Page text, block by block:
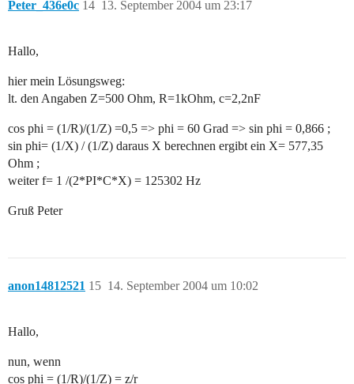
Peter_436e0c 13. September 2004 um 23:17
14
Hallo,
hier mein Lösungsweg:
lt. den Angaben Z=500 Ohm, R=1kOhm, c=2,2nF
cos phi = (1/R)/(1/Z) =0,5 => phi = 60 Grad => sin phi = 0,866 ;
sin phi= (1/X) / (1/Z) daraus X berechnen ergibt ein X= 577,35
Ohm ;
weiter f= 1 /(2*PI*C*X) = 125302 Hz
Gruß Peter
anon14812521 14. September 2004 um 10:02
15
Hallo,
nun, wenn
cos phi = (1/R)/(1/Z) = z/r